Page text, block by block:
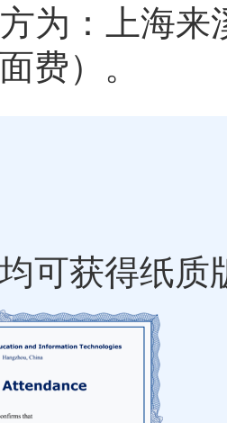
为：上海
费）。
可获得纸质